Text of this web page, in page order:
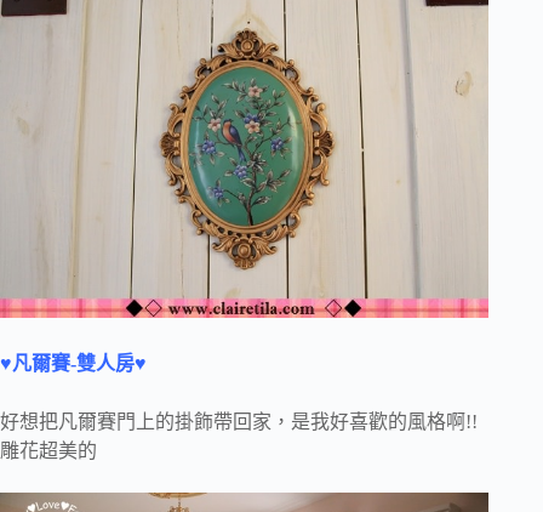
♥凡爾賽-雙人房♥
好想把凡爾賽門上的掛飾帶回家，是我好喜歡的風格啊!!
雕花超美的